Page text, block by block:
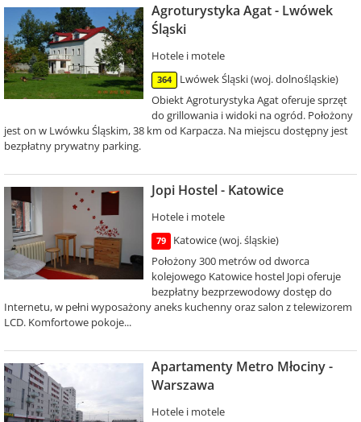
Agroturystyka Agat - Lwówek
Śląski
Hotele i motele
364
Lwówek Śląski (woj. dolnośląskie)
Obiekt Agroturystyka Agat oferuje sprzęt
do grillowania i widoki na ogród. Położony
jest on w Lwówku Śląskim, 38 km od Karpacza. Na miejscu dostępny jest
bezpłatny prywatny parking.
Jopi Hostel - Katowice
Hotele i motele
79
Katowice (woj. śląskie)
Położony 300 metrów od dworca
kolejowego Katowice hostel Jopi oferuje
bezpłatny bezprzewodowy dostęp do
Internetu, w pełni wyposażony aneks kuchenny oraz salon z telewizorem
LCD. Komfortowe pokoje...
Apartamenty Metro Młociny -
Warszawa
Hotele i motele